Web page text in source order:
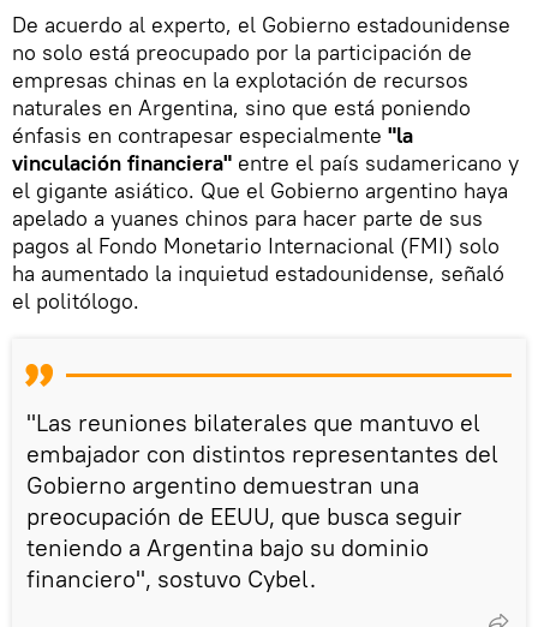
De acuerdo al experto, el Gobierno estadounidense
no solo está preocupado por la participación de
empresas chinas en la explotación de recursos
naturales en Argentina, sino que está poniendo
énfasis en contrapesar especialmente "la
vinculación financiera" entre el país sudamericano y
el gigante asiático. Que el Gobierno argentino haya
apelado a yuanes chinos para hacer parte de sus
pagos al Fondo Monetario Internacional (FMI) solo
ha aumentado la inquietud estadounidense, señaló
el politólogo.
"Las reuniones bilaterales que mantuvo el
embajador con distintos representantes del
Gobierno argentino demuestran una
preocupación de EEUU, que busca seguir
teniendo a Argentina bajo su dominio
financiero", sostuvo Cybel.